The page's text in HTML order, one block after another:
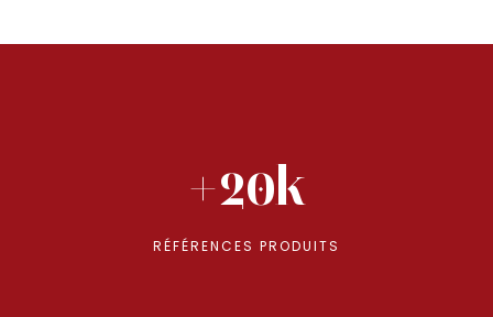
+20k
RÉFÉRENCES PRODUITS